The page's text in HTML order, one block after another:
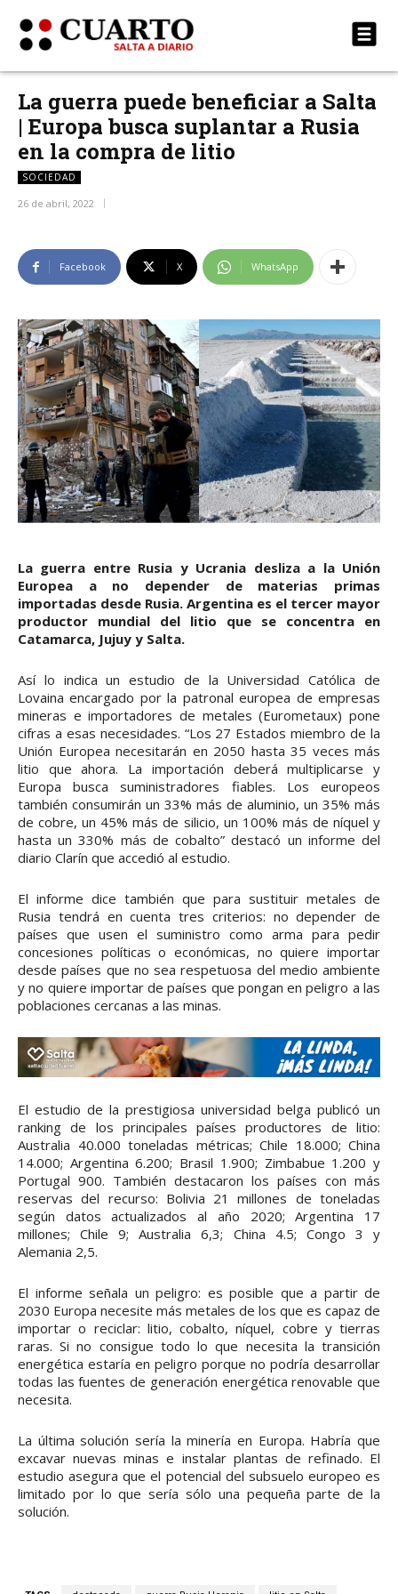
La guerra puede beneficiar a Salta
| Europa busca suplantar a Rusia
en la compra de litio
SOCIEDAD
26 de abril, 2022
Facebook X WhatsApp
La guerra entre Rusia y Ucrania desliza a la Unión
Europea a no depender de materias primas
importadas desde Rusia. Argentina es el tercer mayor
productor mundial del litio que se concentra en
Catamarca, Jujuy y Salta.
Así lo indica un estudio de la Universidad Católica de
Lovaina encargado por la patronal europea de empresas
mineras e importadores de metales (Eurometaux) pone
cifras a esas necesidades. “Los 27 Estados miembro de la
Unión Europea necesitarán en 2050 hasta 35 veces más
litio que ahora. La importación deberá multiplicarse y
Europa busca suministradores fiables. Los europeos
también consumirán un 33% más de aluminio, un 35% más
de cobre, un 45% más de silicio, un 100% más de níquel y
hasta un 330% más de cobalto” destacó un informe del
diario Clarín que accedió al estudio.
El informe dice también que para sustituir metales de
Rusia tendrá en cuenta tres criterios: no depender de
países que usen el suministro como arma para pedir
concesiones políticas o económicas, no quiere importar
desde países que no sea respetuosa del medio ambiente
y no quiere importar de países que pongan en peligro a las
poblaciones cercanas a las minas.
El estudio de la prestigiosa universidad belga publicó un
ranking de los principales países productores de litio:
Australia 40.000 toneladas métricas; Chile 18.000; China
14.000; Argentina 6.200; Brasil 1.900; Zimbabue 1.200 y
Portugal 900. También destacaron los países con más
reservas del recurso: Bolivia 21 millones de toneladas
según datos actualizados al año 2020; Argentina 17
millones; Chile 9; Australia 6,3; China 4.5; Congo 3 y
Alemania 2,5.
El informe señala un peligro: es posible que a partir de
2030 Europa necesite más metales de los que es capaz de
importar o reciclar: litio, cobalto, níquel, cobre y tierras
raras. Si no consigue todo lo que necesita la transición
energética estaría en peligro porque no podría desarrollar
todas las fuentes de generación energética renovable que
necesita.
La última solución sería la minería en Europa. Habría que
excavar nuevas minas e instalar plantas de refinado. El
estudio asegura que el potencial del subsuelo europeo es
limitado por lo que sería sólo una pequeña parte de la
solución.